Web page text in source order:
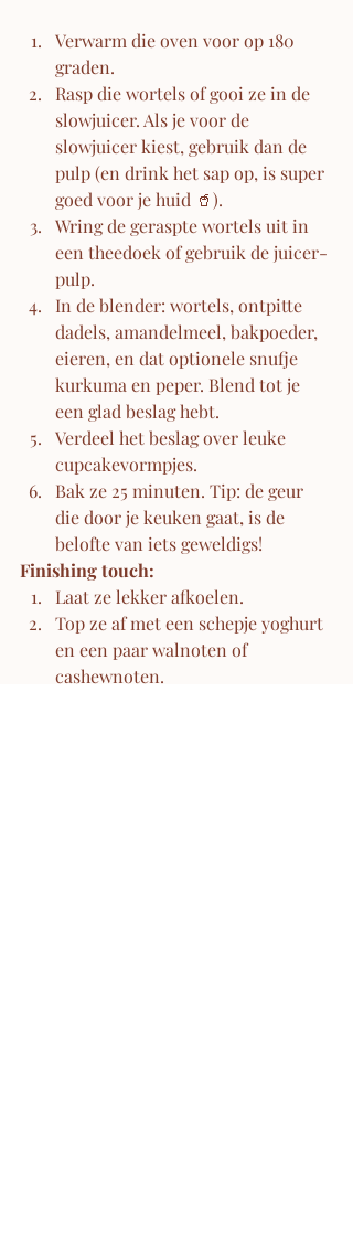
Verwarm die oven voor op 180
graden.
Rasp die wortels of gooi ze in de
slowjuicer. Als je voor de
slowjuicer kiest, gebruik dan de
pulp (en drink het sap op, is super
goed voor je huid 🥤).
Wring de geraspte wortels uit in
een theedoek of gebruik de juicer-
pulp.
In de blender: wortels, ontpitte
dadels, amandelmeel, bakpoeder,
eieren, en dat optionele snufje
kurkuma en peper. Blend tot je
een glad beslag hebt.
Verdeel het beslag over leuke
cupcakevormpjes.
Bak ze 25 minuten. Tip: de geur
die door je keuken gaat, is de
belofte van iets geweldigs!
Finishing touch:
Laat ze lekker afkoelen.
Top ze af met een schepje yoghurt
en een paar walnoten of
cashewnoten.